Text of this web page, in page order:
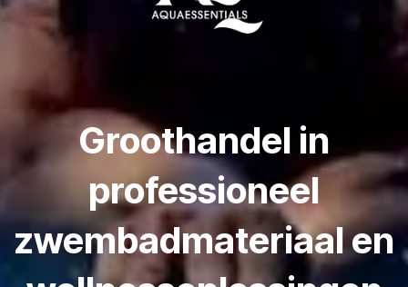
Groothandel in
professioneel
zwembadmateriaal en